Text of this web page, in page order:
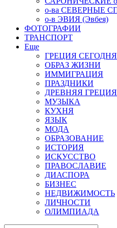
о-ва СЕВЕРНЫЕ
о-в ЭВИЯ (Эвбея)
ФОТОГРАФИИ
ТРАНСПОРТ
Еще
ГРЕЦИЯ СЕГОДНЯ
ОБРАЗ ЖИЗНИ
ИММИГРАЦИЯ
ПРАЗДНИКИ
ДРЕВНЯЯ
МУЗЫКА
КУХНЯ
ЯЗЫК
МОДА
ОБРАЗОВАНИЕ
ИСТОРИЯ
ИСКУССТВО
ПРАВОСЛАВИЕ
ДИАСПОРА
БИЗНЕС
НЕДВИЖИМОСТЬ
ЛИЧНОСТИ
ОЛИМПИАДА